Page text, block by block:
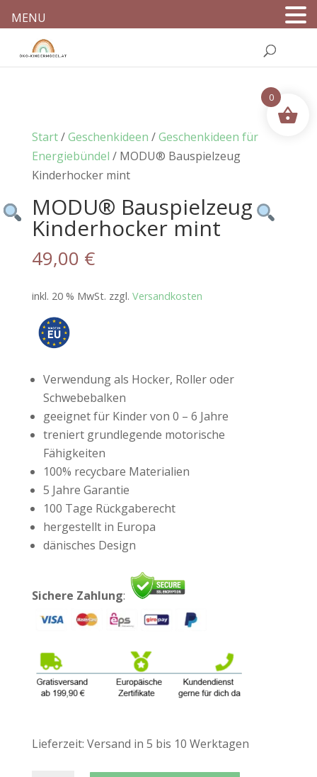
Start/Geschenkideen /Geschenkideen für
Energiebündel / MODU® Bauspielzeug
Kinderhocker mint
MODU® Bauspielzeug
Kinderhocker mint
49,00 €
inkl. 20 % MwSt. zzgl. Versandkosten
Verwendung als Hocker, Roller oder
Schwebebalken
geeignet für Kinder von 0 – 6 Jahre
treniert grundlegende motorische
Fähigkeiten
100% recycbare Materialien
5 Jahre Garantie
100 Tage Rückgaberecht
hergestellt in Europa
dänisches Design
Sichere Zahlung:
Lieferzeit: Versand in 5 bis 10 Werktagen
MENU
0